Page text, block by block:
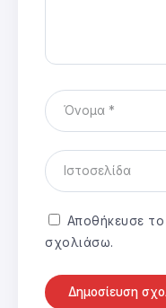
Αποθήκευσε
σχολιάσω.